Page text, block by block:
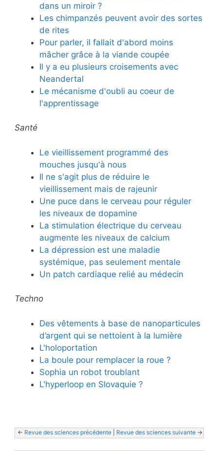
dans un miroir ?
Les chimpanzés peuvent avoir des sortes
de rites
Pour parler, il fallait d'abord moins
mâcher grâce à la viande coupée
Il y a eu plusieurs croisements avec
Neandertal
Le mécanisme d'oubli au coeur de
l'apprentissage
Santé
Le vieillissement programmé des
mouches jusqu'à nous
Il ne s'agit plus de réduire le
vieillissement mais de rajeunir
Une puce dans le cerveau pour réguler
les niveaux de dopamine
La stimulation électrique du cerveau
augmente les niveaux de calcium
La dépression est une maladie
systémique, pas seulement mentale
Un patch cardiaque relié au médecin
Techno
Des vêtements à base de nanoparticules
d’argent qui se nettoient à la lumière
L'holoportation
La boule pour remplacer la roue ?
Sophia un robot troublant
L'hyperloop en Slovaquie ?
<- Revue des sciences précédente Revue des sciences suivante ->